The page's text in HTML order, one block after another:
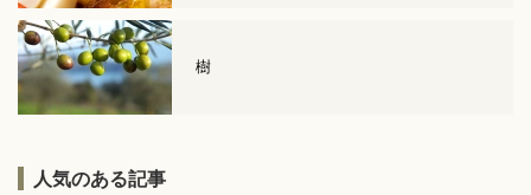
樹
人気のある記事